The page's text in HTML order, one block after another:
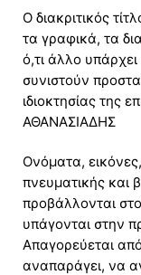
Ο διακριτικός
τα γραφικά, τα
ό,τι άλλο
συνιστούν
ιδιοκτησίας της
ΑΘΑΝΑΣΙΑΔΗΣ
Ονόματα,
πνευματικής και
προβάλλονται
υπάγονται στην
Απαγορεύεται
αναπαράγει, να